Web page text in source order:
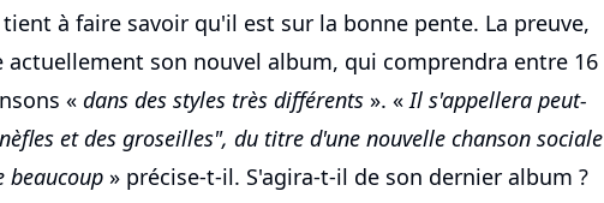
à faire savoir qu'il est sur la bonne pente. La preuve,
actuellement son nouvel album, qui comprendra entre 16
« dans des styles très différents ». « Il s'appellera peut-
et des groseilles", du titre d'une nouvelle chanson sociale
beaucoup » précise-t-il. S'agira-t-il de son dernier album ?